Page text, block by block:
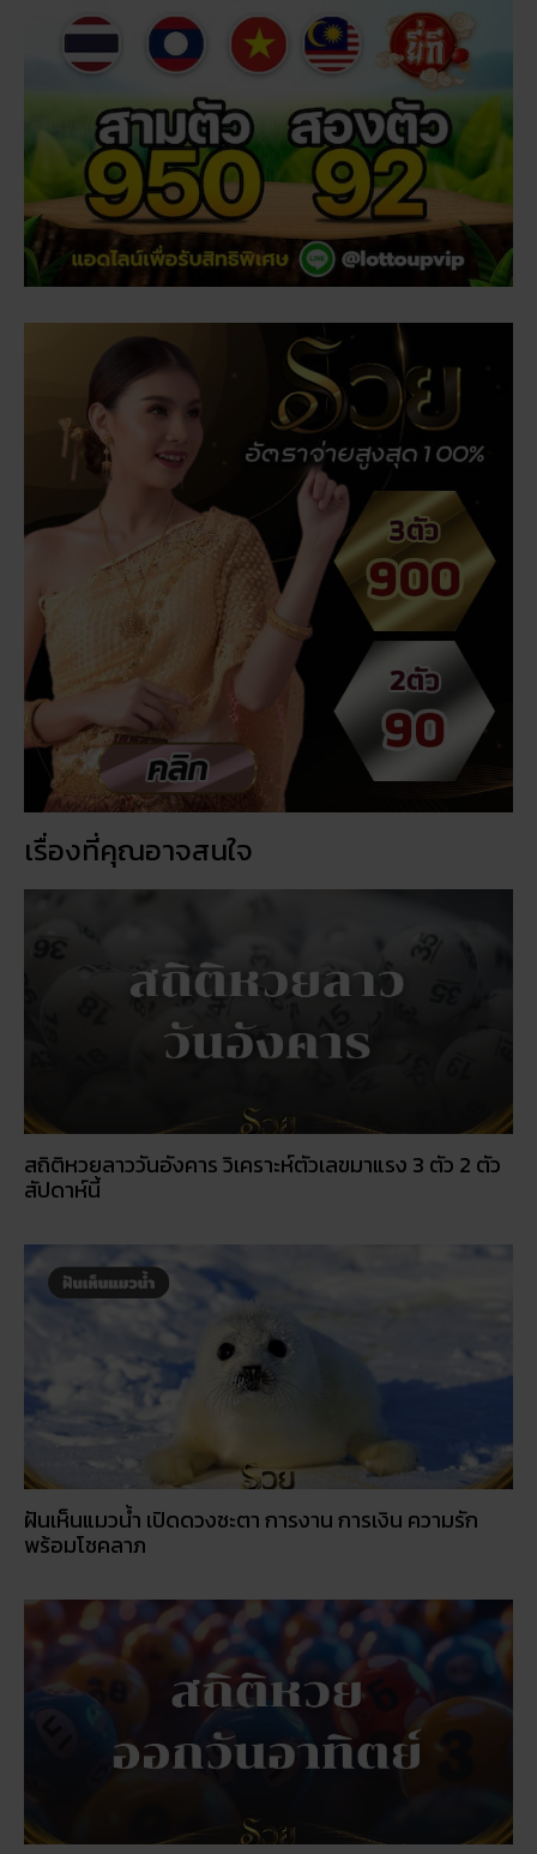
เรื่องที่คุณอาจสนใจ
สถิติหวยลาววันอังคาร วิเคราะห์ตัวเลขมาแรง 3 ตัว 2 ตัว
สัปดาห์นี้
ฝันเห็นแมวน้ำ เปิดดวงชะตา การงาน การเงิน ความรัก
พร้อมโชคลาภ